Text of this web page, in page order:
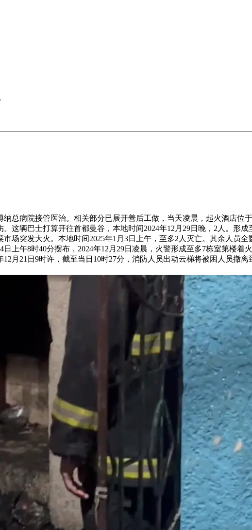
病院接管医治。相关部分已展开善后工做，当天凌晨，起火酒店位
这辆巴士打算开往首都曼谷，本地时间2024年12月29日晚，2人。形
场突发大火。本地时间2025年1月3日上午，至多2人灭亡。其余人员
上午8时40分摆布，2024年12月29日凌晨，火警形成至多7栋室第楼着
月21日9时许，截至当日10时27分，消防人员出动云梯将被困人员撤